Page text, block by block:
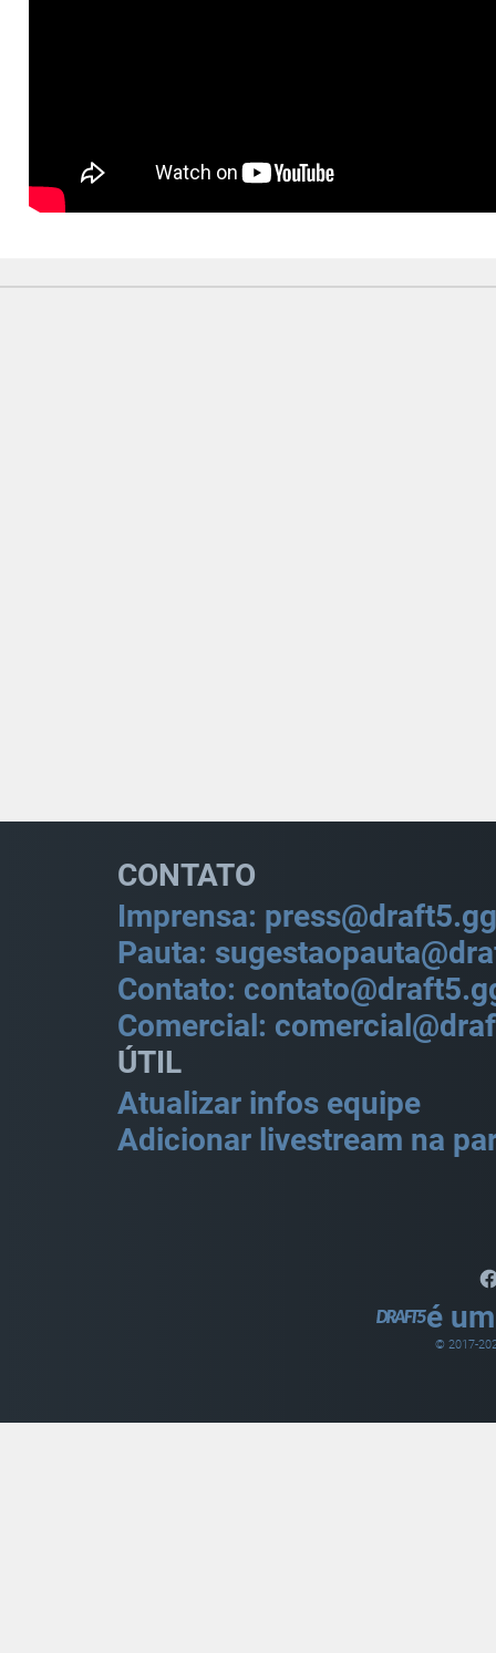
CONTATO
Imprensa: press@draft5.gg
Pauta:
Contato:
Comercial:
ÚTIL
Atualizar infos equipe
Adicionar livestream na
é
© 2017-